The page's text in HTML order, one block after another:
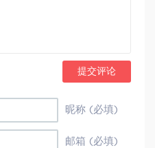
提交评论
昵称 (必填)
邮箱 (必填)